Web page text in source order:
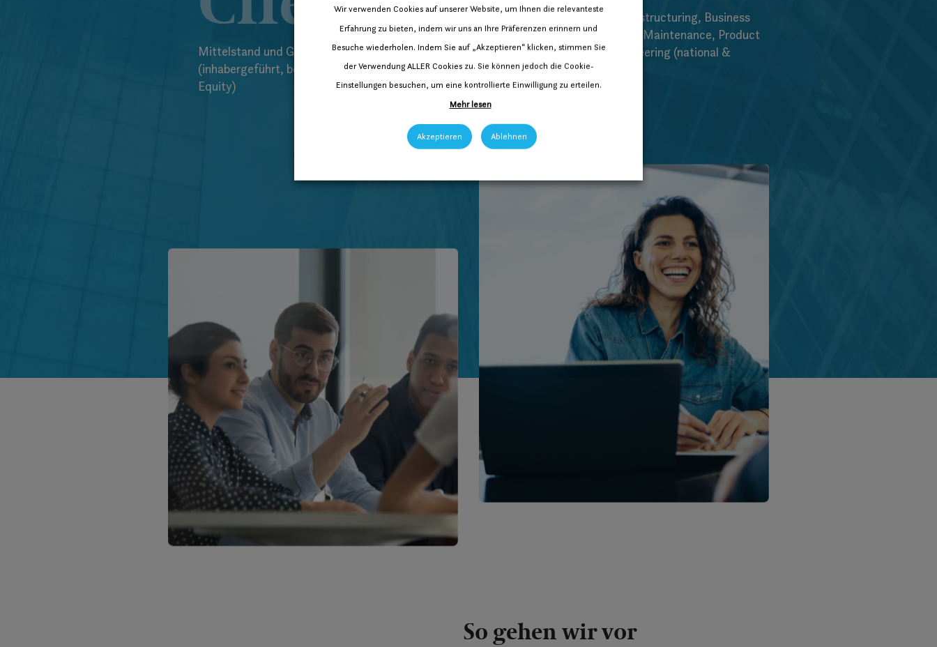
Mittelstand und Großunternehmen
(inhabergeführt, börsennotiert, Private
Equity)
C-Level, Finance, Restructuring, Business
Development, Sales, Maintenance, Product
Management, Engineering (national &
international)
So gehen wir vor
Wir verwenden Cookies auf unserer Website, um Ihnen die relevanteste
Erfahrung zu bieten, indem wir uns an Ihre Präferenzen erinnern und
Besuche wiederholen. Indem Sie auf „Akzeptieren“ klicken, stimmen Sie
der Verwendung ALLER Cookies zu. Sie können jedoch die Cookie-
Einstellungen besuchen, um eine kontrollierte Einwilligung zu erteilen.
Mehr lesen
Akzeptieren Ablehnen